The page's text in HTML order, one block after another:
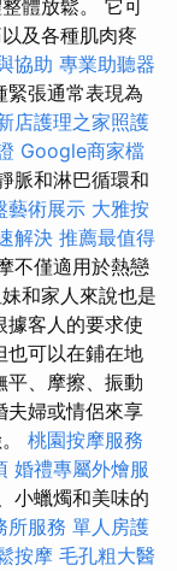
體放鬆。 它可
及各種肌肉疼
協助 專業助聽器
緊張通常表現為
店護理之家照護
Google商家檔
脈和淋巴循環和
藝術展示 大雅按
解決 推薦最值得
不僅適用於熱戀
和家人來說也是
據客人的要求使
也可以在鋪在地
平、摩擦、振動
夫婦或情侶來享
桃園按摩服務
婚禮專屬外燴服
小蠟燭和美味的
所服務 單人房護
按摩 毛孔粗大醫